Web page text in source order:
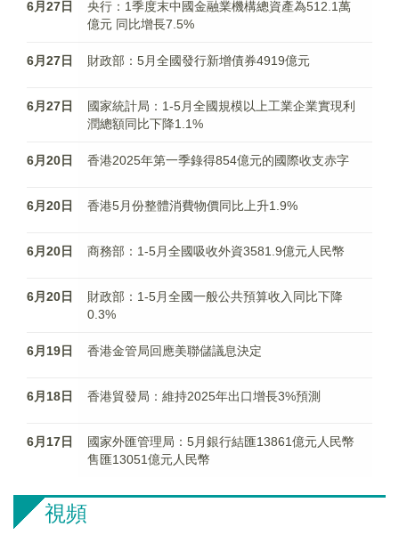
6月27日
央行：1季度末中國金融業機構總資產為512.1萬
億元 同比增長7.5%
6月27日 財政部：5月全國發行新增債券4919億元
6月27日
國家統計局：1-5月全國規模以上工業企業實現利
潤總額同比下降1.1%
6月20日 香港2025年第一季錄得854億元的國際收支赤字
6月20日 香港5月份整體消費物價同比上升1.9%
6月20日 商務部：1-5月全國吸收外資3581.9億元人民幣
6月20日
財政部：1-5月全國一般公共預算收入同比下降
0.3%
6月19日 香港金管局回應美聯儲議息決定
6月18日 香港貿發局：維持2025年出口增長3%預測
6月17日
國家外匯管理局：5月銀行結匯13861億元人民幣
售匯13051億元人民幣
視頻